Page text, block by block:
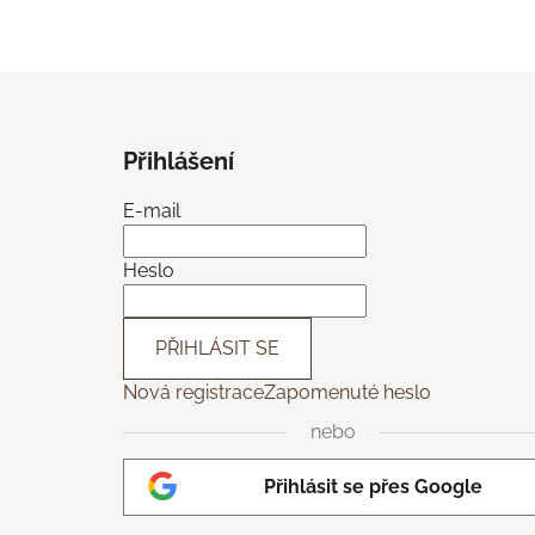
Přihlášení
E-mail
Heslo
PŘIHLÁSIT SE
Nová registraceZapomenuté heslo
nebo
Přihlásit se přes Google